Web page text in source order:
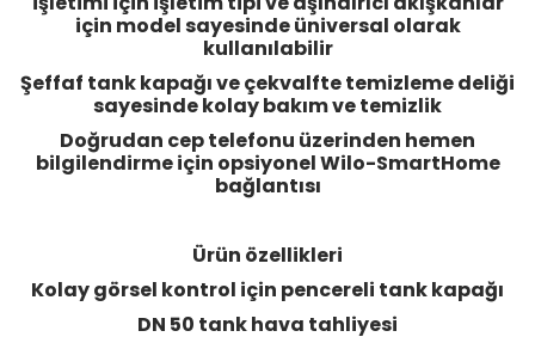
için model sayesinde üniversal olarak
kullanılabilir
Şeffaf tank kapağı ve çekvalfte temizleme deliği
sayesinde kolay bakım ve temizlik
Doğrudan cep telefonu üzerinden hemen
bilgilendirme için opsiyonel Wilo-SmartHome
bağlantısı
Ürün özellikleri
Kolay görsel kontrol için pencereli tank kapağı
DN 50 tank hava tahliyesi